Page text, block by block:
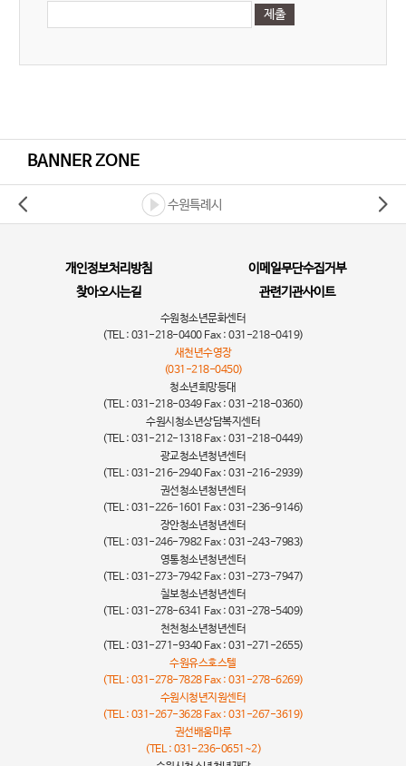
BANNER ZONE
수원특례시
개인정보처리방침
이메일무단수집거부
찾아오시는길
관련기관사이트
수원청소년문화센터
(TEL : 031-218-0400 Fax : 031-218-0419)
새천년수영장
(031-218-0450)
청소년희망등대
(TEL : 031-218-0349 Fax : 031-218-0360)
수원시청소년상담복지센터
(TEL : 031-212-1318 Fax : 031-218-0449)
광교청소년청년센터
(TEL : 031-216-2940 Fax : 031-216-2939)
권선청소년청년센터
(TEL : 031-226-1601 Fax : 031-236-9146)
장안청소년청년센터
(TEL : 031-246-7982 Fax : 031-243-7983)
영통청소년청년센터
(TEL : 031-273-7942 Fax : 031-273-7947)
칠보청소년청년센터
(TEL : 031-278-6341 Fax : 031-278-5409)
천천청소년청년센터
(TEL : 031-271-9340 Fax : 031-271-2655)
수원유스호스텔
(TEL : 031-278-7828 Fax : 031-278-6269)
수원시청년지원센터
(TEL : 031-267-3628 Fax : 031-267-3619)
권선배움마루
(TEL : 031-236-0651~2)